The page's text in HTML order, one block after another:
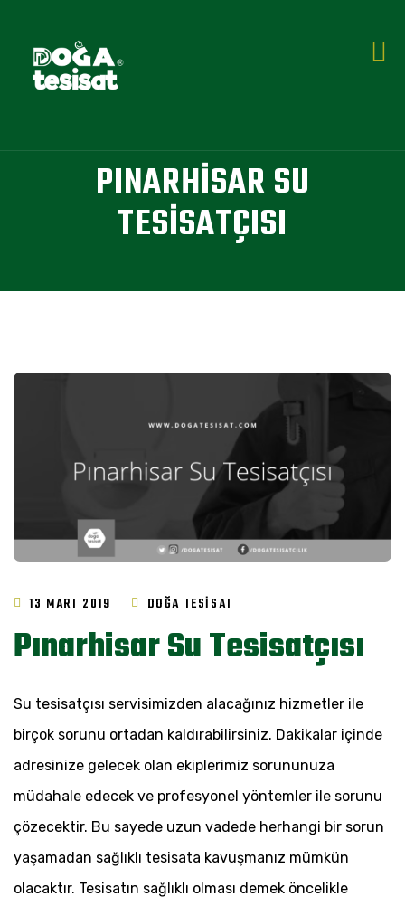
PINARHISAR SU
TESISATÇISI
13 MART 2019 DOĞA TESISAT
Pınarhisar Su Tesisatçısı
Su tesisatçısı servisimizden alacağınız hizmetler ile
birçok sorunu ortadan kaldırabilirsiniz. Dakikalar içinde
adresinize gelecek olan ekiplerimiz sorununuza
müdahale edecek ve profesyonel yöntemler ile sorunu
çözecektir. Bu sayede uzun vadede herhangi bir sorun
yaşamadan sağlıklı tesisata kavuşmanız mümkün
olacaktır. Tesisatın sağlıklı olması demek öncelikle